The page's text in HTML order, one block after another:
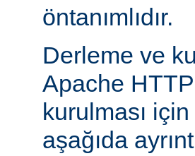
öntanımlıdır.
Derleme ve
Apache
kurulması
aşağıda